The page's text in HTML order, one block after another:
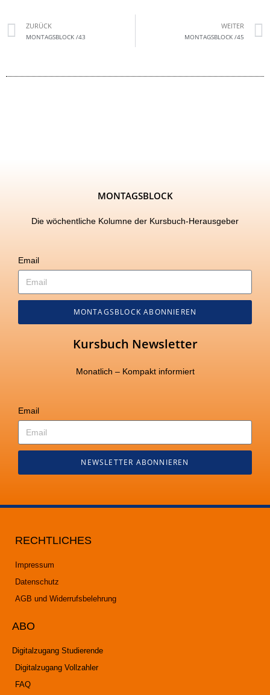
ZURÜCK
MONTAGSBLOCK /43
WEITER
MONTAGSBLOCK /45
MONTAGSBLOCK
Die wöchentliche Kolumne der Kursbuch-Herausgeber
Email
MONTAGSBLOCK ABONNIEREN
Kursbuch Newsletter
Monatlich – Kompakt informiert
Email
NEWSLETTER ABONNIEREN
RECHTLICHES
Impressum
Datenschutz
AGB und Widerrufsbelehrung
ABO
Digitalzugang Studierende
Digitalzugang Vollzahler
FAQ